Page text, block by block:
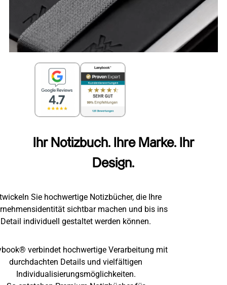
Ihr Notizbuch. Ihre Marke. Ihr
Design.
Sie hochwertige Notizbücher, die Ihre
sichtbar machen und bis ins
Detail individuell gestaltet werden können.
verbindet hochwertige Verarbeitung mit
durchdachten Details und vielfältigen
Individualisierungsmöglichkeiten.